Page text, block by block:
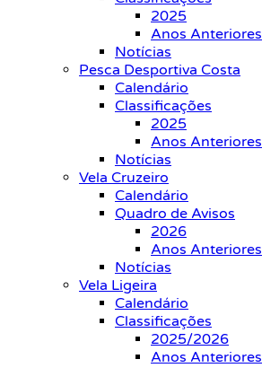
2025
Anos Anteriores
Notícias
Pesca Desportiva Costa
Calendário
Classificações
2025
Anos Anteriores
Notícias
Vela Cruzeiro
Calendário
Quadro de Avisos
2026
Anos Anteriores
Notícias
Vela Ligeira
Calendário
Classificações
2025/2026
Anos Anteriores